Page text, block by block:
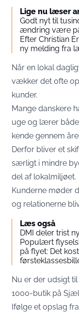
Lige nu læser
Godt nyt til
ændring være
Efter Christian
ny melding fra
Når en lokal
vækker det ofte
kunder.
Mange danskere
uge og lærer
kende gennem
Derfor bliver et
særligt i mindre
del af lokalmiljøet.
Kunderne møder
og relationerne
Læs også
DMI deler trist
Populært
på flyet: Det
Nu er der udsigt
1000-butik på
Ifølge et opslag